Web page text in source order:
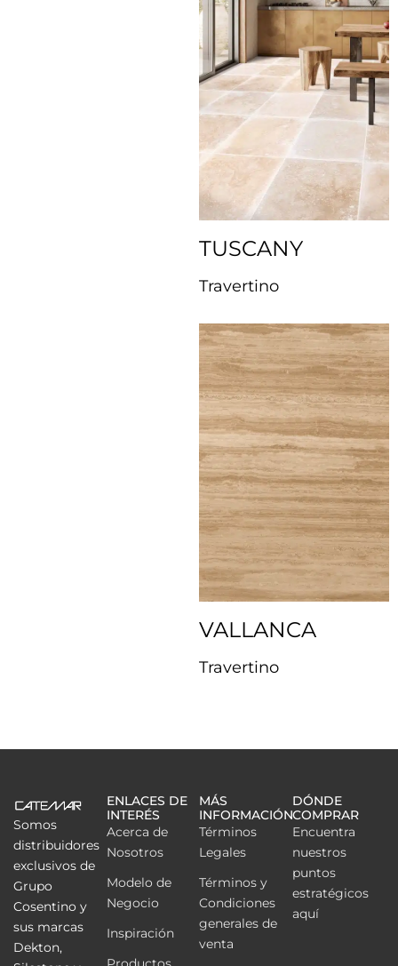
TUSCANY
Travertino
VALLANCA
Travertino
Somos
distribuidores
exclusivos de
Grupo
Cosentino y
sus marcas
Dekton,
ENLACES DE
INTERÉS
Acerca de
Nosotros
Modelo de
Negocio
Inspiración
MÁS
INFORMACIÓN
Términos
Legales
Términos y
Condiciones
generales de
venta
DÓNDE
COMPRAR
Encuentra
nuestros
puntos
estratégicos
aquí